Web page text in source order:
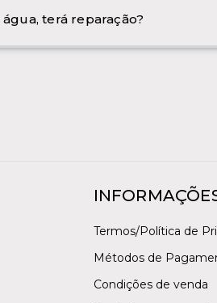
terá reparação?
Termos/Política de
Métodos de
Condições de venda